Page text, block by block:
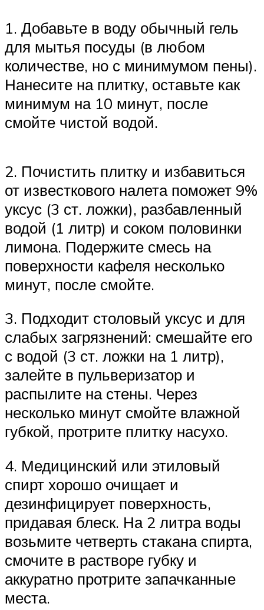
1. Добавьте в воду обычный гель
для мытья посуды (в любом
количестве, но с минимумом пены).
Нанесите на плитку, оставьте как
минимум на 10 минут, после
смойте чистой водой.
2. Почистить плитку и избавиться
от известкового налета поможет 9%
уксус (3 ст. ложки), разбавленный
водой (1 литр) и соком половинки
лимона. Подержите смесь на
поверхности кафеля несколько
минут, после смойте.
3. Подходит столовый уксус и для
слабых загрязнений: смешайте его
с водой (3 ст. ложки на 1 литр),
залейте в пульверизатор и
распылите на стены. Через
несколько минут смойте влажной
губкой, протрите плитку насухо.
4. Медицинский или этиловый
спирт хорошо очищает и
дезинфицирует поверхность,
придавая блеск. На 2 литра воды
возьмите четверть стакана спирта,
смочите в растворе губку и
аккуратно протрите запачканные
места.